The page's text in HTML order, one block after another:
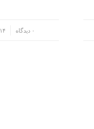
۰ دیدگاه ۱۴ فروردین ۱۴۰۲